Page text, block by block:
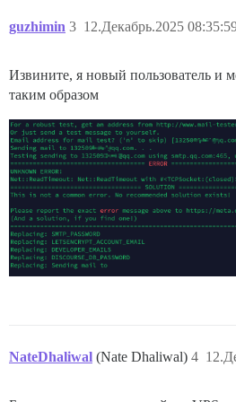
guzhimin 12.Декабрь.2025
3
Извините, я новый пользователь и
таким образом
NateDhaliwal (Nate Dhaliwal) 4